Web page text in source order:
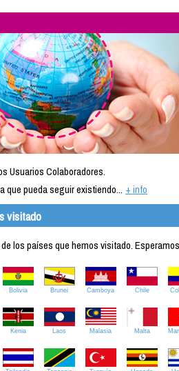
Usuarios Colaboradores.
que pueda seguir existiendo... + info
visitado
los países que hemos visitado.
Bolivia Brunei Camboya Chile
Kenia Laos Malasia Malta